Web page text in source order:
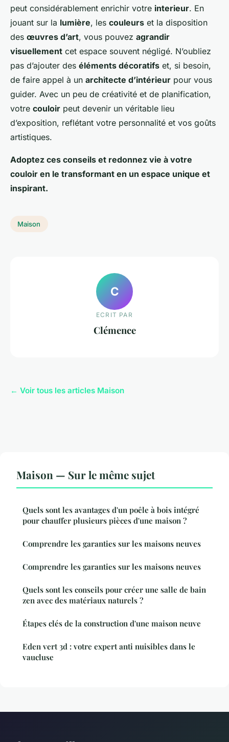
peut considérablement enrichir votre interieur. En
jouant sur la lumière, les couleurs et la disposition
des œuvres d’art, vous pouvez agrandir
visuellement cet espace souvent négligé. N’oubliez
pas d’ajouter des éléments décoratifs et, si besoin,
de faire appel à un architecte d’intérieur pour vous
guider. Avec un peu de créativité et de planification,
votre couloir peut devenir un véritable lieu
d’exposition, reflétant votre personnalité et vos goûts
artistiques.
Adoptez ces conseils et redonnez vie à votre
couloir en le transformant en un espace unique et
inspirant.
Maison
C
ECRIT PAR
Clémence
← Voir tous les articles Maison
Maison — Sur le même sujet
Quels sont les avantages d'un poêle à bois intégré
pour chauffer plusieurs pièces d'une maison ?
Comprendre les garanties sur les maisons neuves
Comprendre les garanties sur les maisons neuves
Quels sont les conseils pour créer une salle de bain
zen avec des matériaux naturels ?
Étapes clés de la construction d'une maison neuve
Eden vert 3d : votre expert anti nuisibles dans le
vaucluse